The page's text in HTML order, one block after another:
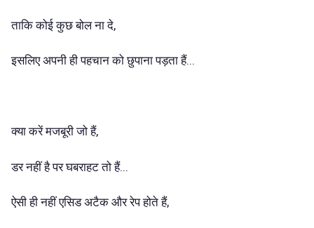
ताकि कोई कुछ बोल ना दे,
इसलिए अपनी ही पहचान को छुपाना पड़ता हैं...
क्या करें मजबूरी जो हैं,
डर नहीं है पर घबराहट तो हैं...
ऐसी ही नहीं एसिड अटैक और रेप होते हैं,